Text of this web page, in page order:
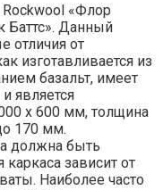
Rockwool «Флор
Баттс». Данный
отличия от
изготавливается из
базальт, имеет
является
х 600 мм, толщина
170 мм.
должна быть
зависит от
Наиболее часто